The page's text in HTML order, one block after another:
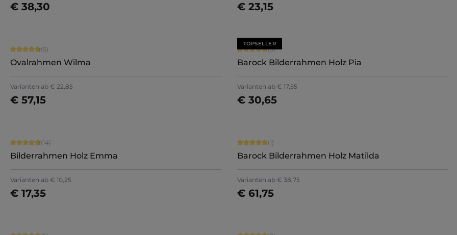
€ 38,30
Jetzt konfigurieren € 23,15
Jetzt konfigurieren
Durchschnittliche Bewertung von 4.8 von 5 Sternen
(5)
Ovalrahmen Wilma
Varianten ab € 22,85
€ 57,15
Details
TOPSELLER
Durchschnittliche Bewertung von 5 von 5 Sternen
(5)
Barock Bilderrahmen Holz Pia
Varianten ab€ 17,55
€ 30,65
Jetzt konfigurieren
Durchschnittliche Bewertung von 4.86 von 5 Sternen
(14)
Bilderrahmen Holz Emma
Varianten ab € 10,25
€ 17,35
Jetzt konfigurieren
Durchschnittliche Bewertung von 5 von 5 Sternen
(1)
Barock Bilderrahmen Holz Matilda
Varianten ab€ 38,75
€ 61,75
Jetzt konfigurieren